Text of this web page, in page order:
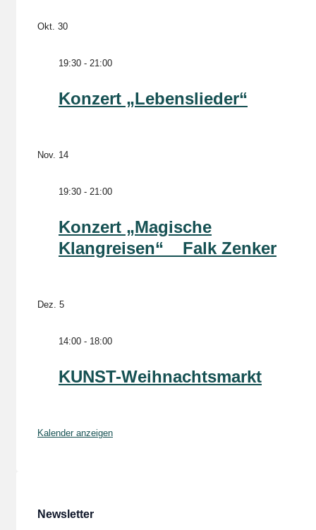
Okt. 30
19:30 - 21:00
Konzert „Lebenslieder“
Nov. 14
19:30 - 21:00
Konzert „Magische
Klangreisen“ _ Falk Zenker
Dez. 5
14:00 - 18:00
KUNST-Weihnachtsmarkt
Kalender anzeigen
Newsletter